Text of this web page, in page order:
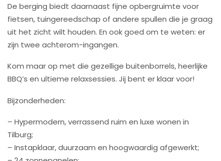
De berging biedt daarnaast fijne opbergruimte voor
fietsen, tuingereedschap of andere spullen die je graag
uit het zicht wilt houden. En ook goed om te weten: er
zijn twee achterom-ingangen.
Kom maar op met die gezellige buitenborrels, heerlijke
BBQ’s en ultieme relaxsessies. Jij bent er klaar voor!
Bijzonderheden:
– Hypermodern, verrassend ruim en luxe wonen in
Tilburg;
– Instapklaar, duurzaam en hoogwaardig afgewerkt;